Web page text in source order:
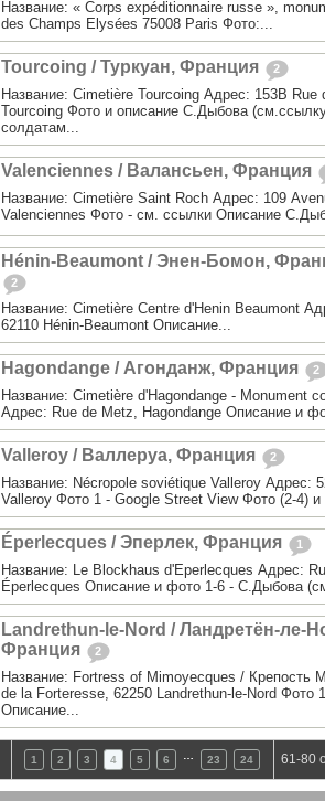
Название: « Corps expéditionnaire russe »,
des Champs Elysées 75008 Paris Фото:...
Tourcoing / Туркуан, Франция 2
Название: Cimetière Tourcoing Адрес: 153B Rue
Tourcoing Фото и описание С.Дыбова
солдатам...
Valenciennes / Валансьен, Франция
Название: Cimetière Saint Roch Адрес: 109
Valenciennes Фото - см. ссылки Описание
Hénin-Beaumont / Энен-Бомон,
2
Название: Cimetière Centre d'Henin Beaumont
62110 Hénin-Beaumont Описание...
Hagondange / Агонданж, Франция 2
Название: Cimetière d'Hagondange - Monument
Адрес: Rue de Metz, Hagondange Описание и
Valleroy / Валлеруа, Франция 2
Название: Nécropole soviétique Valleroy Адрес:
Valleroy Фото 1 - Google Street View Фото (2-4) и
Éperlecques / Эперлек, Франция 1
Название: Le Blockhaus d'Eperlecques Адрес:
Éperlecques Описание и фото 1-6 - С.Дыбова
Landrethun-le-Nord / Ландретён-ле-
Франция
2
Название: Fortress of Mimoyecques / Крепость
de la Forteresse, 62250 Landrethun-le-Nord Фото
Описание...
1 2 3 4 5 6 23 24 61-80